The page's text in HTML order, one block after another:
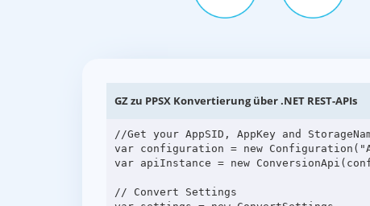
GZ zu PPSX Konvertierung über .NET REST-APIs
//Get your AppSID, AppKey and
var configuration = new
var apiInstance = new
// Convert Settings